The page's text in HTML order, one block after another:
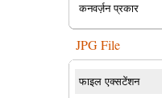
कनवर्ज़न प्रकार
JPG File
फाइल एक्सटेंशन